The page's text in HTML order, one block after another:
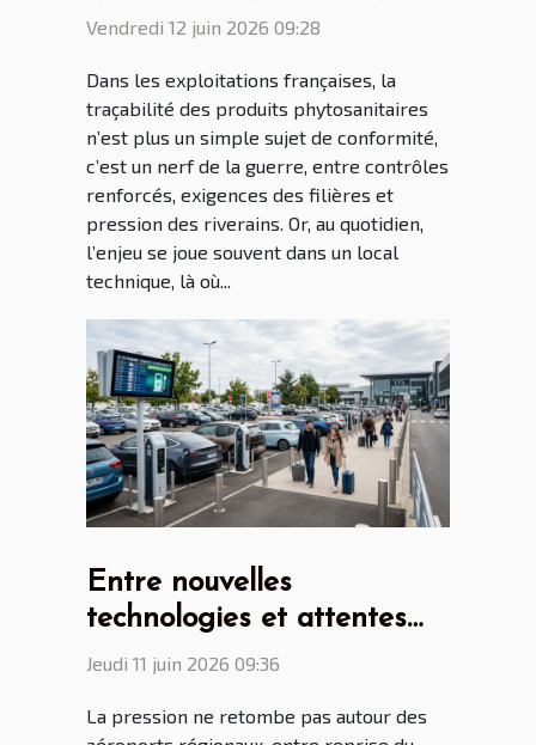
donne pour les agriculteurs
Vendredi 12 juin 2026 09:28
Dans les exploitations françaises, la
traçabilité des produits phytosanitaires
n’est plus un simple sujet de conformité,
c’est un nerf de la guerre, entre contrôles
renforcés, exigences des filières et
pression des riverains. Or, au quotidien,
l’enjeu se joue souvent dans un local
technique, là où...
Entre nouvelles
technologies et attentes
voyageur, le parking
l’heure des mutations
Jeudi 11 juin 2026 09:36
La pression ne retombe pas autour des